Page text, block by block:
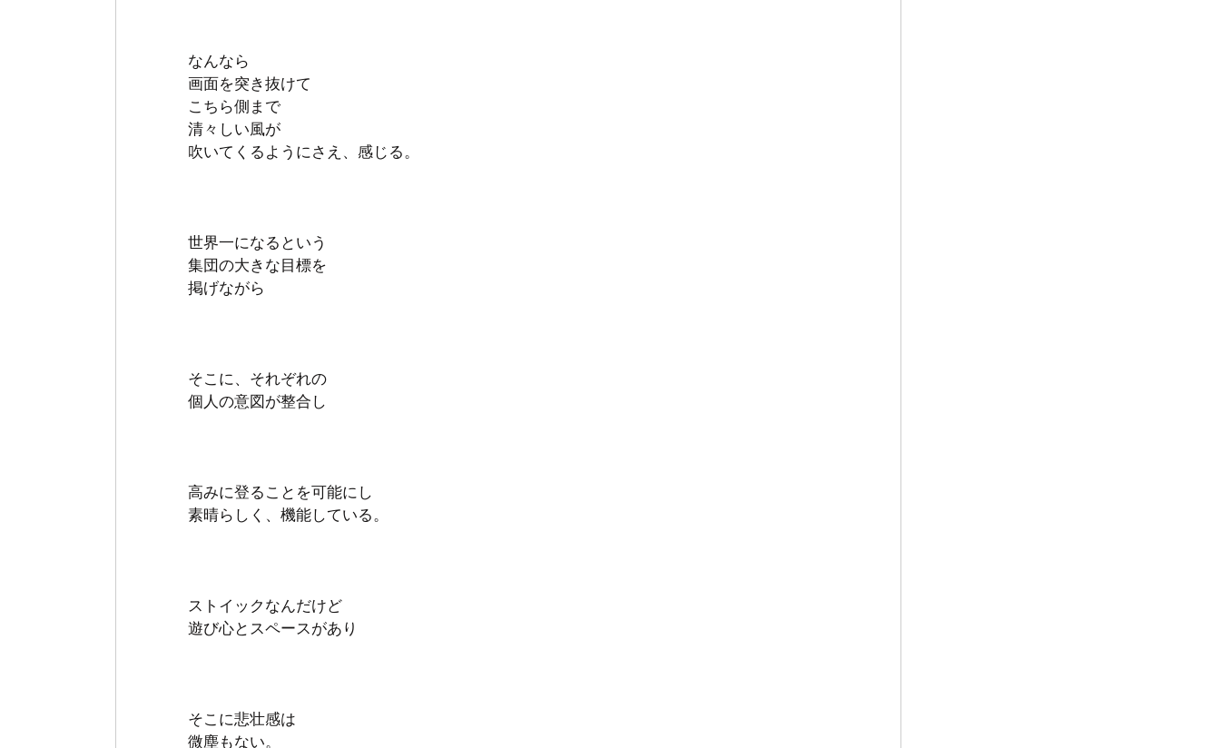
なんなら
画面を突き抜けて
こちら側まで
清々しい風が
吹いてくるようにさえ、感じる。
世界一になるという
集団の大きな目標を
掲げながら
そこに、それぞれの
個人の意図が整合し
高みに登ることを可能にし
素晴らしく、機能している。
ストイックなんだけど
遊び心とスペースがあり
そこに悲壮感は
微塵もない。